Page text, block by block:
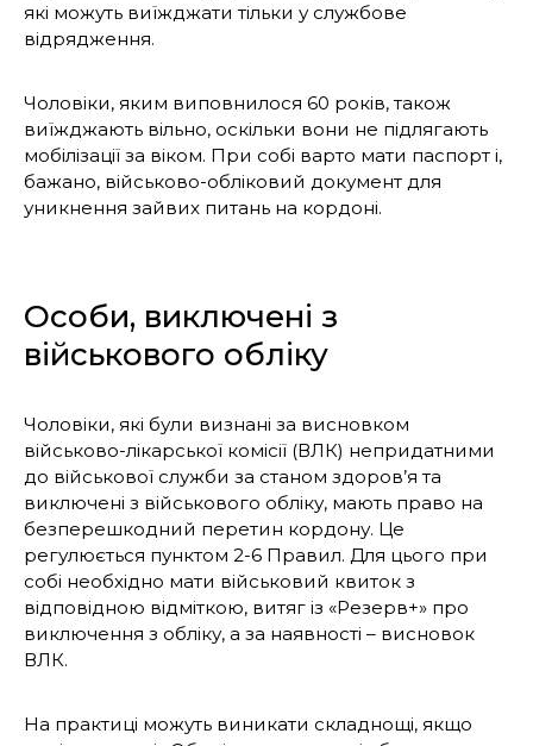
які можуть виїжджати тільки у службове
відрядження.
Чоловіки, яким виповнилося 60 років, також
виїжджають вільно, оскільки вони не підлягають
мобілізації за віком. При собі варто мати паспорт і,
бажано, військово-обліковий документ для
уникнення зайвих питань на кордоні.
Особи, виключені з
військового обліку
Чоловіки, які були визнані за висновком
військово-лікарської комісії (ВЛК) непридатними
до військової служби за станом здоров’я та
виключені з військового обліку, мають право на
безперешкодний перетин кордону. Це
регулюється пунктом 2-6 Правил. Для цього при
собі необхідно мати військовий квиток з
відповідною відміткою, витяг із «Резерв+» про
виключення з обліку, а за наявності – висновок
ВЛК.
На практиці можуть виникати складнощі, якщо